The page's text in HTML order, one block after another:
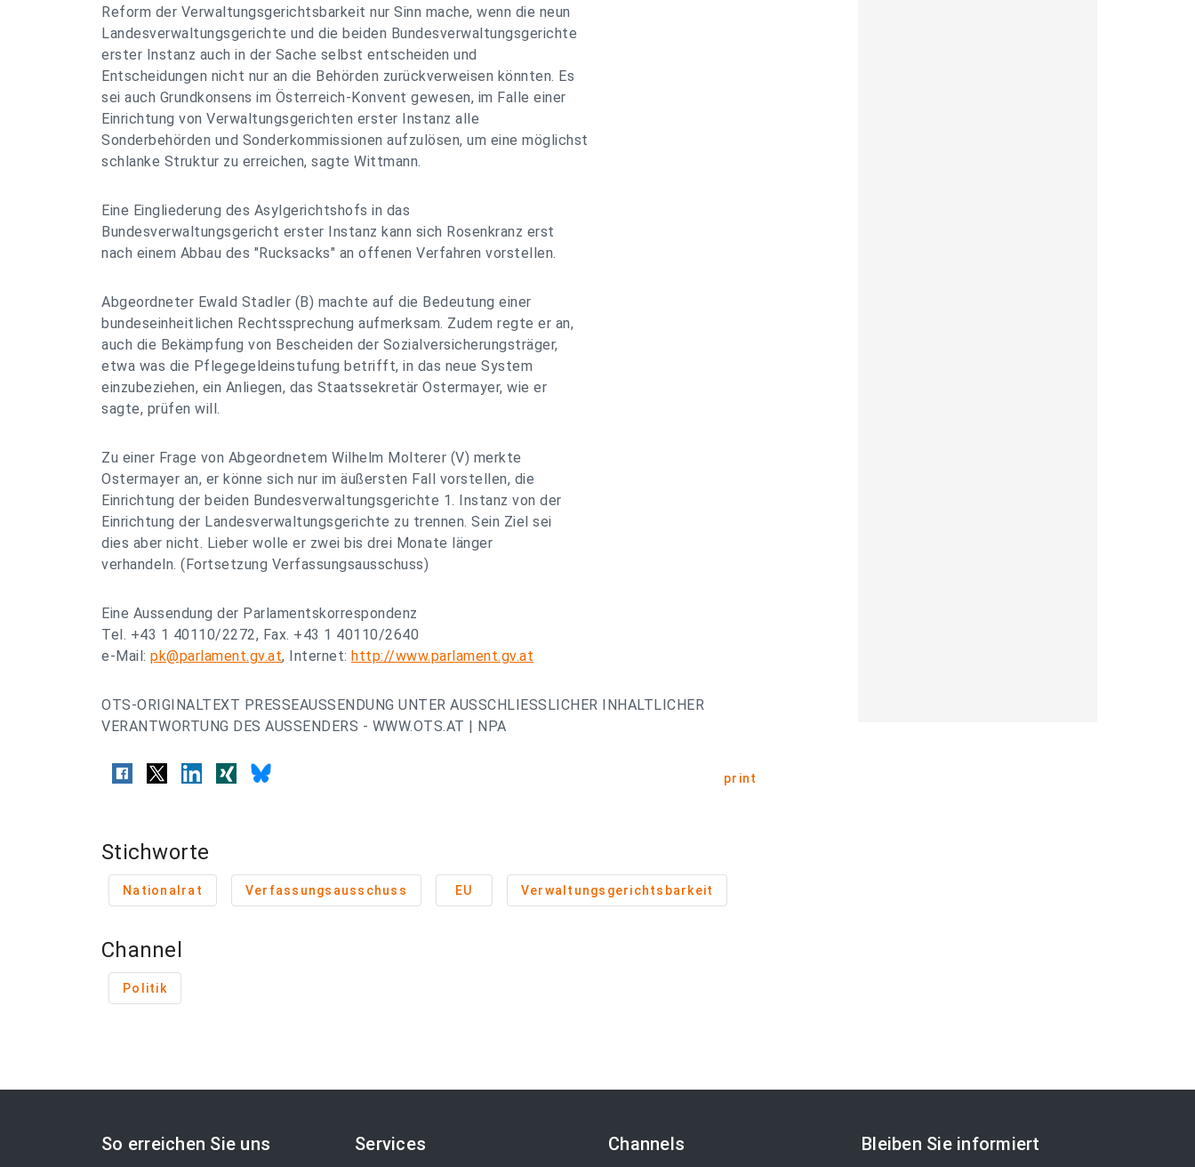
Reform der Verwaltungsgerichtsbarkeit nur Sinn mache, wenn die neun
Landesverwaltungsgerichte und die beiden Bundesverwaltungsgerichte
erster Instanz auch in der Sache selbst entscheiden und
Entscheidungen nicht nur an die Behörden zurückverweisen könnten. Es
sei auch Grundkonsens im Österreich-Konvent gewesen, im Falle einer
Einrichtung von Verwaltungsgerichten erster Instanz alle
Sonderbehörden und Sonderkommissionen aufzulösen, um eine möglichst
schlanke Struktur zu erreichen, sagte Wittmann.
Eine Eingliederung des Asylgerichtshofs in das
Bundesverwaltungsgericht erster Instanz kann sich Rosenkranz erst
nach einem Abbau des "Rucksacks" an offenen Verfahren vorstellen.
Abgeordneter Ewald Stadler (B) machte auf die Bedeutung einer
bundeseinheitlichen Rechtssprechung aufmerksam. Zudem regte er an,
auch die Bekämpfung von Bescheiden der Sozialversicherungsträger,
etwa was die Pflegegeldeinstufung betrifft, in das neue System
einzubeziehen, ein Anliegen, das Staatssekretär Ostermayer, wie er
sagte, prüfen will.
Zu einer Frage von Abgeordnetem Wilhelm Molterer (V) merkte
Ostermayer an, er könne sich nur im äußersten Fall vorstellen, die
Einrichtung der beiden Bundesverwaltungsgerichte 1. Instanz von der
Einrichtung der Landesverwaltungsgerichte zu trennen. Sein Ziel sei
dies aber nicht. Lieber wolle er zwei bis drei Monate länger
verhandeln. (Fortsetzung Verfassungsausschuss)
Eine Aussendung der Parlamentskorrespondenz
Tel. +43 1 40110/2272, Fax. +43 1 40110/2640
e-Mail: pk@parlament.gv.at, Internet: http://www.parlament.gv.at
OTS-ORIGINALTEXT PRESSEAUSSENDUNG UNTER AUSSCHLIESSLICHER INHALTLICHER
VERANTWORTUNG DES AUSSENDERS - WWW.OTS.AT | NPA
print
Stichworte
Nationalrat Verfassungsausschuss EU Verwaltungsgerichtsbarkeit
Channel
Politik
So erreichen Sie uns Services Channels Bleiben Sie informiert